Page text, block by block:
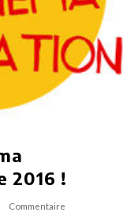
2016 !
Commentaire